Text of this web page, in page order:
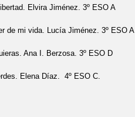
Elvira Jiménez. 3º ESO A
de mi vida. Lucía Jiménez. 3º ESO A
Ana I. Berzosa. 3º ESO D
Díaz. 4º ESO C.